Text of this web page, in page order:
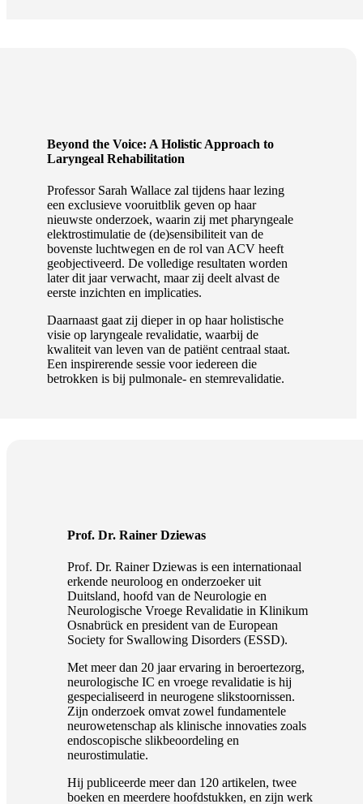
Beyond the Voice: A Holistic Approach to
Laryngeal Rehabilitation
Professor Sarah Wallace zal tijdens haar lezing
een exclusieve vooruitblik geven op haar
nieuwste onderzoek, waarin zij met pharyngeale
elektrostimulatie de (de)sensibiliteit van de
bovenste luchtwegen en de rol van ACV heeft
geobjectiveerd. De volledige resultaten worden
later dit jaar verwacht, maar zij deelt alvast de
eerste inzichten en implicaties.
Daarnaast gaat zij dieper in op haar holistische
visie op laryngeale revalidatie, waarbij de
kwaliteit van leven van de patiënt centraal staat.
Een inspirerende sessie voor iedereen die
betrokken is bij pulmonale- en stemrevalidatie.
Prof. Dr. Rainer Dziewas
Prof. Dr. Rainer Dziewas is een internationaal
erkende neuroloog en onderzoeker uit
Duitsland, hoofd van de Neurologie en
Neurologische Vroege Revalidatie in Klinikum
Osnabrück en president van de European
Society for Swallowing Disorders (ESSD).
Met meer dan 20 jaar ervaring in beroertezorg,
neurologische IC en vroege revalidatie is hij
gespecialiseerd in neurogene slikstoornissen.
Zijn onderzoek omvat zowel fundamentele
neurowetenschap als klinische innovaties zoals
endoscopische slikbeoordeling en
neurostimulatie.
Hij publiceerde meer dan 120 artikelen, twee
boeken en meerdere hoofdstukken, en zijn werk